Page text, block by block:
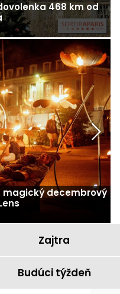
468 km od
magický decembrový
Zajtra
Budúci týždeň